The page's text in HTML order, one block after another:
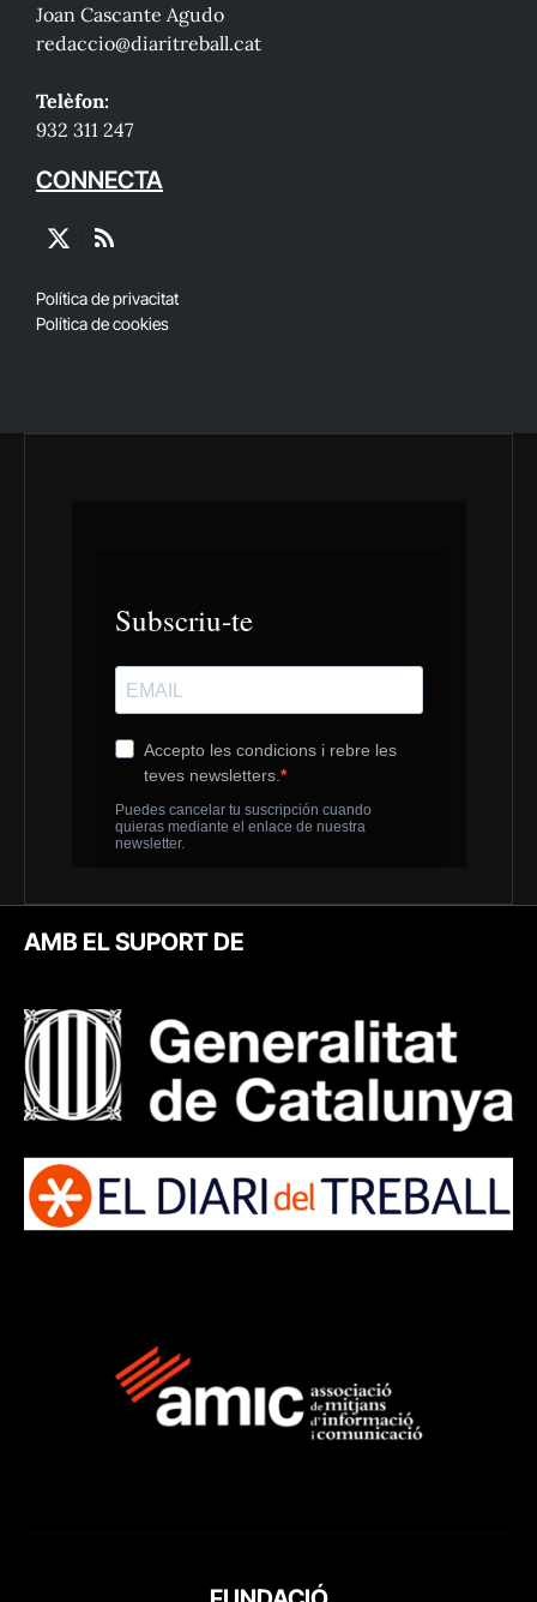
Joan Cascante Agudo
redaccio@diaritreball.cat
Telèfon:
932 311 247
CONNECTA
X
RSS
Política de privacitat
Política de cookies
AMB EL SUPORT DE